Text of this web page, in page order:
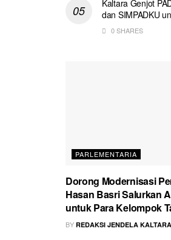
Kaltara Genjot
dan SIMPADKU
0 SHARES
PARLEMENTARIA
Dorong Modernisasi
Hasan Basri Salurkan
untuk Para Kelompok
BY REDAKSI JENDELA KALTARA